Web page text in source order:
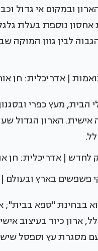
ובמקום אי גדול
נוספת בעלת
לבין גוון המוקה
| אדריכלית: חן
הבית, מעץ כפרי
הארון הגדול
לחדש | אדריכלית: חן
בארץ ובעולם |
בבחינת "ספא בבית";
ארון כיור
מסגרת עץ וספסל